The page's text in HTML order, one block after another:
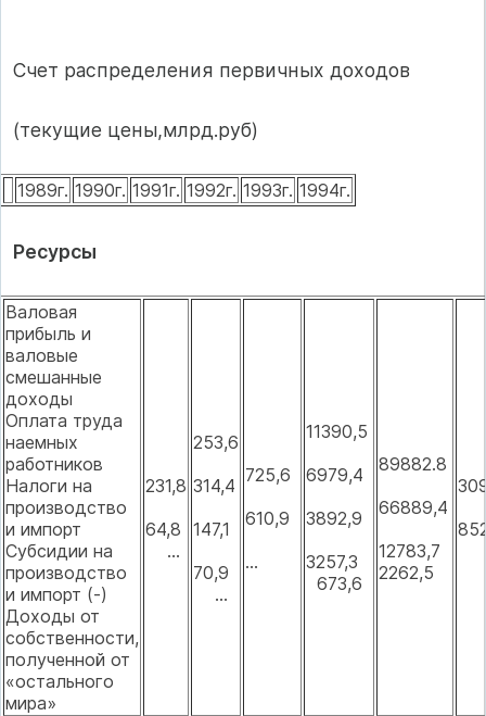
Счет распределения первичных доходов
(текущие цены,млрд.руб)
1989г. 1990г. 1991г. 1992г. 1993г. 1994г.
Ресурсы
Валовая
прибыль и
валовые
смешанные
доходы
Оплата труда
наемных
работников
Налоги на
производство
и импорт
Субсидии на
производство
и импорт (-)
Доходы от
собственности,
полученной от
«остального
мира»
231,8
64,8
...
253,6
314,4
147,1
70,9
...
725,6
610,9
...
11390,5
6979,4
3892,9
3257,3
673,6
89882.8
66889,4
12783,7
2262,5